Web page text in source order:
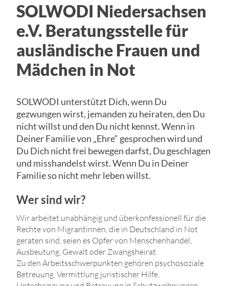
SOLWODI Niedersachsen
e.V. Beratungsstelle für
ausländische Frauen und
Mädchen in Not
SOLWODI unterstützt Dich, wenn Du
gezwungen wirst, jemanden zu heiraten, den Du
nicht willst und den Du nicht kennst. Wenn in
Deiner Familie von „Ehre“ gesprochen wird und
Du Dich nicht frei bewegen darfst, Du geschlagen
und misshandelst wirst. Wenn Du in Deiner
Familie so nicht mehr leben willst.
Wer sind wir?
Wir arbeitet unabhängig und überkonfessionell für die
Rechte von Migrantinnen, die in Deutschland in Not
geraten sind, seien es Opfer von Menschenhandel,
Ausbeutung, Gewalt oder Zwangsheirat.
Zu den Arbeitsschwerpunkten gehören psychosoziale
Betreuung, Vermittlung juristischer Hilfe,